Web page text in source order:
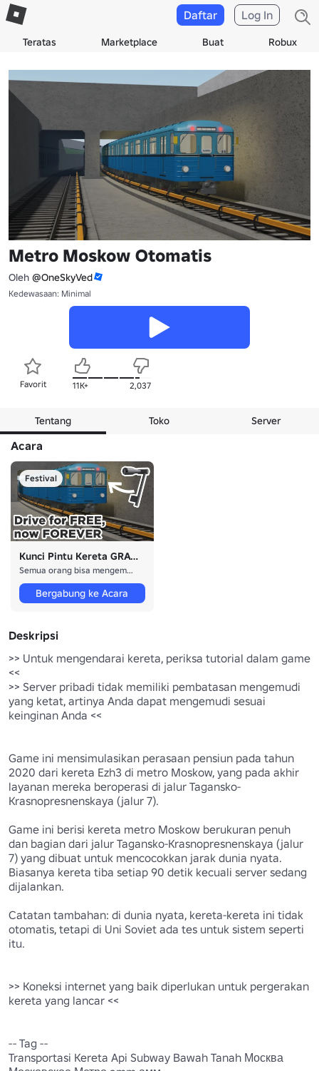
Teratas Marketplace Buat Robux
Daftar Log In
Metro Moskow Otomatis
Oleh @OneSkyVed
Kedewasaan: Minimal
Favorit 11K+ 2,037
Tentang Toko Server
Acara
Festival
Kunci Pintu Kereta GRATIS
Semua orang bisa mengemudi
Bergabung ke Acara
Deskripsi
>> Untuk mengendarai kereta, periksa tutorial dalam game
<<
>> Server pribadi tidak memiliki pembatasan mengemudi
yang ketat, artinya Anda dapat mengemudi sesuai
keinginan Anda <<
Game ini mensimulasikan perasaan pensiun pada tahun
2020 dari kereta Ezh3 di metro Moskow, yang pada akhir
layanan mereka beroperasi di jalur Tagansko-
Krasnopresnenskaya (jalur 7).
Game ini berisi kereta metro Moskow berukuran penuh
dan bagian dari jalur Tagansko-Krasnopresnenskaya (jalur
7) yang dibuat untuk mencocokkan jarak dunia nyata.
Biasanya kereta tiba setiap 90 detik kecuali server sedang
dijalankan.
Catatan tambahan: di dunia nyata, kereta-kereta ini tidak
otomatis, tetapi di Uni Soviet ada tes untuk sistem seperti
itu.
>> Koneksi internet yang baik diperlukan untuk pergerakan
kereta yang lancar <<
-- Tag --
Transportasi Kereta Api Subway Bawah Tanah Москва